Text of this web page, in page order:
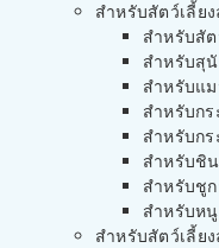
สำหรับสัตว์เลี้ย
สำหรับสัต
สำหรับสุ
สำหรับแ
สำหรับกร
สำหรับกร
สำหรับชิ
สำหรับชูก
สำหรับห
สำหรับสัตว์เลี้ย